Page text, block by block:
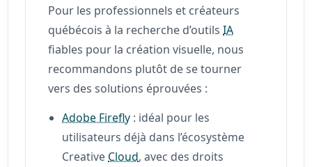
Pour les professionnels et créateurs
québécois à la recherche d’outilsIA
fiables pour la création visuelle, nous
recommandons plutôt de se tourner
vers des solutions éprouvées :
Adobe Firefly : idéal pour les
utilisateurs déjà dans l’écosystème
Creative Cloud, avec des droits